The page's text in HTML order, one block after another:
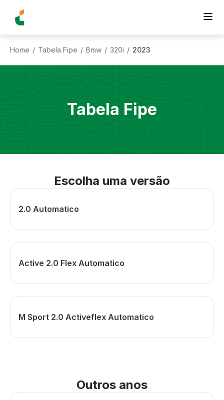
Home / Tabela Fipe / Bmw / 320i / 2023
Tabela Fipe
Escolha uma versão
2.0 Automatico
Active 2.0 Flex Automatico
M Sport 2.0 Activeflex Automatico
Outros anos